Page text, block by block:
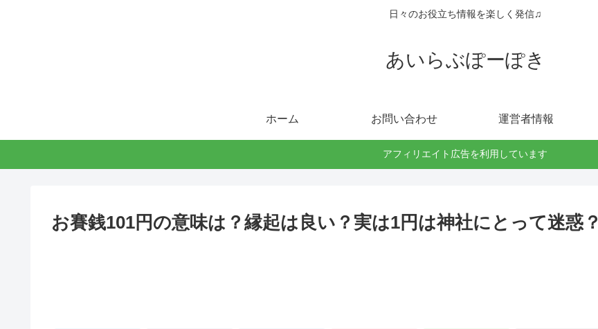
日々のお役立ち情報を楽しく発信♫
あいらぶぽーぽき
ホーム お問い合わせ 運営者情報
アフィリエイト広告を利用しています
お賽銭101円の意味は？縁起は良い？実は1円は神社にとって迷惑？